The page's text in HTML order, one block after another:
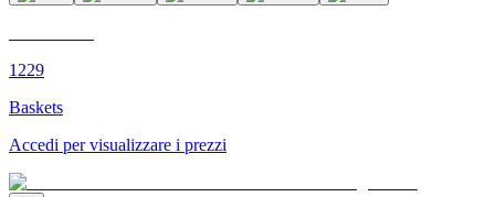
1229
Baskets
Accedi per visualizzare i prezzi